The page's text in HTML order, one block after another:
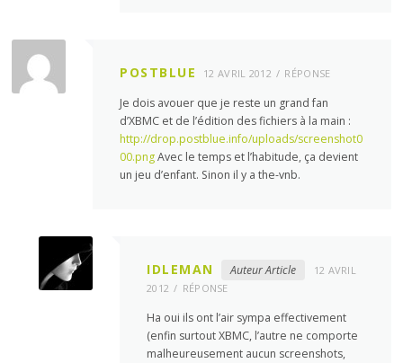
POSTBLUE 12 AVRIL 2012 RÉPONSE
Je dois avouer que je reste un grand fan
d’XBMC et de l’édition des fichiers à la main :
http://drop.postblue.info/uploads/screenshot0
00.pngAvec le temps et l’habitude, ça devient
un jeu d’enfant. Sinon il y a the-vnb.
IDLEMAN Auteur Article
12 AVRIL
2012
RÉPONSE
Ha oui ils ont l’air sympa effectivement
(enfin surtout XBMC, l’autre ne comporte
malheureusement aucun screenshots,